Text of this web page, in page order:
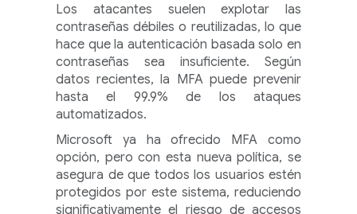
Los atacantes suelen explotar las
contraseñas débiles o reutilizadas, lo que
hace que la autenticación basada solo en
contraseñas sea insuficiente. Según
datos recientes, la MFA puede prevenir
hasta el 99.9% de los ataques
automatizados.
Microsoft ya ha ofrecido MFA como
opción, pero con esta nueva política, se
asegura de que todos los usuarios estén
protegidos por este sistema, reduciendo
significativamente el riesgo de accesos